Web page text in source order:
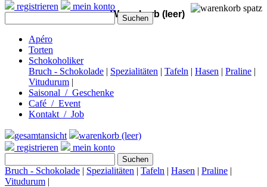
Warenkorb (leer)
registrieren
mein konto
Apéro
Torten
Schokoholiker
Bruch - Schokolade | Spezialitäten | Tafeln | Hasen | Praline |
Vitudurum |
Saisonal / Geschenke
Café / Event
Kontakt / Job
gesamtansicht
warenkorb (leer)
registrieren
mein konto
Bruch - Schokolade | Spezialitäten | Tafeln | Hasen | Praline |
Vitudurum |